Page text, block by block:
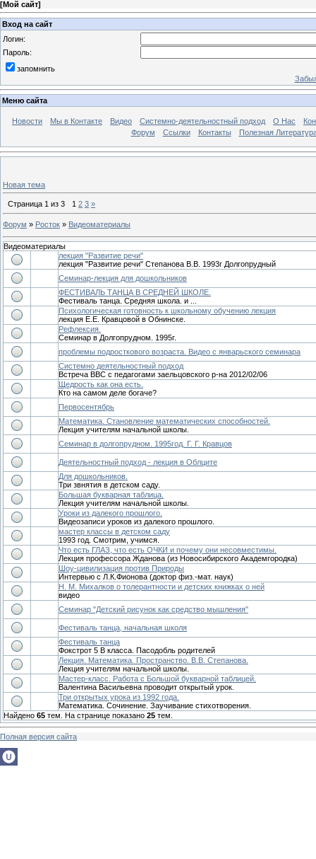
[Мой сайт]
Вход на сайт
Логин:
Пароль:
запомнить
Меню сайта
Новости Мы в Контакте Видео Системно-деятельностный подход О Нас
Форум
Ссылки Контакты Полезная
Новая тема
Страница 1 из 3 1 2 3 »
Форум » Росток » Видеоматериалы
Видеоматериалы
лекция "Развитие речи"
лекция "Развитие речи" Степанова В.В. 1993г Долгопрудный
Семинар-лекция для дошкольников
ФЕСТИВАЛЬ ТАНЦА В СРЕДНЕЙ ШКОЛЕ.
Фестиваль танца. Средняя школа. и ...
Психологическая готовность к школьному обучению лекция
лекция Е.Е. Кравцовой в Обнинске.
Рефлексия.
Семинар в Долгопрудном. 1995г.
проблемы подросткового возраста. Видео с январьского семинара
Системно деятельностный подход
Встреча ВВС с педагогами заельцовского р-на 2012/02/06
Щедрость как она есть.
Кто на самом деле богаче?
Первосентябрь
Математика. Становление математических способностей.
Лекция учителям начальной школы.
Семинар в долгопрудном. 1995год. Г. Г. Кравцов
Деятельностный подход - лекция в Облците
Для дошкольников.
Три звнятия в детском саду.
Большая букварная таблица.
Лекция учителям начальной школы.
Уроки из далекого прошлого.
Видеозаписи уроков из далекого прошлого.
мастер классы в детском саду
1993 год. Смотрим, учимся.
Что есть ГЛАЗ, что есть ОЧКИ и почему они несовместимы.
Лекция профессора Жданова (из Новосибирского Академгородка)
Шоу-цивилизация против Природы
Интервью с Л.К.Фионова (доктор физ.-мат. наук)
Н. М. Михалков о толерантности и детских книжках о ней
видео
Семинар "Детский рисунок как средство мышления"
Фестиваль танца, начальная школя
Фестиваль танца
Фокстрот 5 В класса. Пасодобль родителей
Лекция. Математика. Пространство. В.В. Степанова.
Лекция учителям начальной школы.
Мастер-класс. Работа с Большой букварной таблицей.
Валентина Васильевна проводит открытый урок.
Три открытых урока из 1992 года.
Математика. Сочинение. Заучивание стихотворения.
Найдено 65 тем. На странице показано 25 тем.
Полная версия сайта